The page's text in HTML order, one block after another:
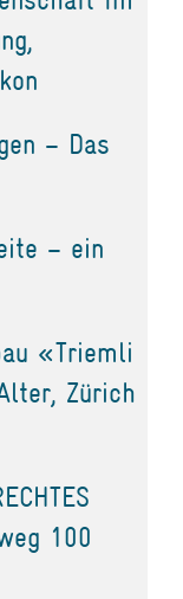
– Das
– ein
«Triemli
Zürich
100